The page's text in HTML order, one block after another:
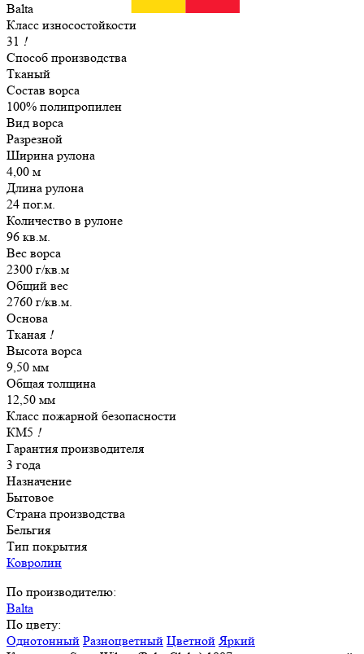
Balta
Класс износостойкости
31 !
Способ производства
Тканый
Состав ворса
100% полипропилен
Вид ворса
Разрезной
Ширина рулона
4,00 м
Длина рулона
24 пог.м.
Количество в рулоне
96 кв.м.
Вес ворса
2300 г/кв.м
Общий вес
2760 г/кв.м.
Основа
Тканая !
Высота ворса
9,50 мм
Общая толщина
12,50 мм
Класс пожарной безопасности
КМ5 !
Гарантия производителя
3 года
Назначение
Бытовое
Страна производства
Бельгия
Тип покрытия
Ковролин
По производителю:
Balta
По цвету:
Однотонный Разноцветный Цветной Яркий